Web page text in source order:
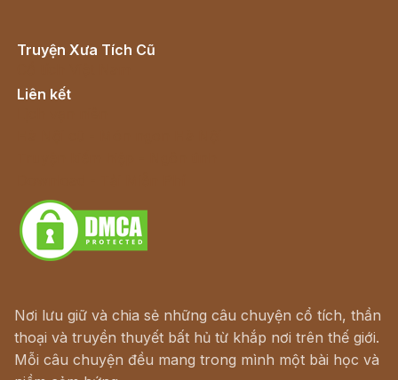
Truyện Xưa Tích Cũ
Liên kết
Nơi lưu giữ và chia sẻ những câu chuyện cổ tích, thần
thoại và truyền thuyết bất hủ từ khắp nơi trên thế giới.
Mỗi câu chuyện đều mang trong mình một bài học và